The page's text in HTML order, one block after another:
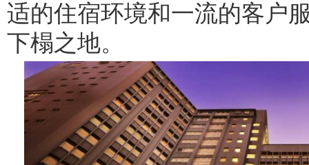
适的住宿环境和一流的客户
下榻之地。